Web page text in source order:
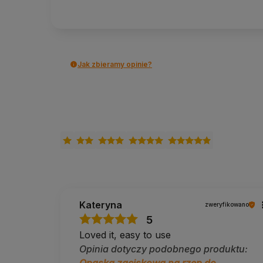
Jak nosić matę z tą opaską?
Dostawa: Polska i UE, darmowa od 100 zł.
Zwroty:14 dni bez podania przyczyny.
Pomoc w doborze:
tel. 690 447 426 (pon–pt
Od 2014 roku doradzamy w doborze sprzętu do jogi i
będzie opaska, czy pokrowiec, a po naszym
Jak zbieramy opinie?
Kateryna zweryfikowano
5
Loved it, easy to use
Opinia dotyczy podobnego produktu: